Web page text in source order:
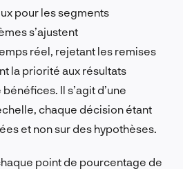
pour les segments
s’ajustent
réel, rejetant les remises
la priorité aux résultats
Il s’agit d’une
chaque décision étant
et non sur des hypothèses.
point de pourcentage de